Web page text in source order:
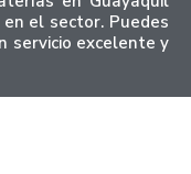
el sector. Puedes
servicio excelente y